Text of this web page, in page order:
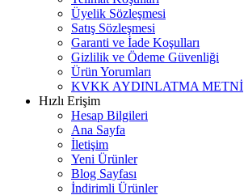
Üyelik Sözleşmesi
Satış Sözleşmesi
Garanti ve İade Koşulları
Gizlilik ve Ödeme Güvenliği
Ürün Yorumları
KVKK AYDINLATMA METNİ
Hızlı Erişim
Hesap Bilgileri
Ana Sayfa
İletişim
Yeni Ürünler
Blog Sayfası
İndirimli Ürünler